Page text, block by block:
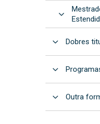
Abrir
Abrir
Dobres
Abrir
Abrir
Outra